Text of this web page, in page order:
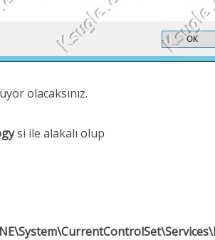
olacaksınız.
si ile alakalı olup